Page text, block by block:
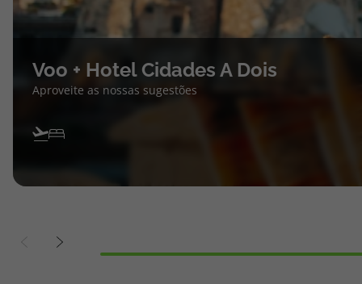
Voo + Hotel Cidades A Dois
Aproveite as nossas sugestões